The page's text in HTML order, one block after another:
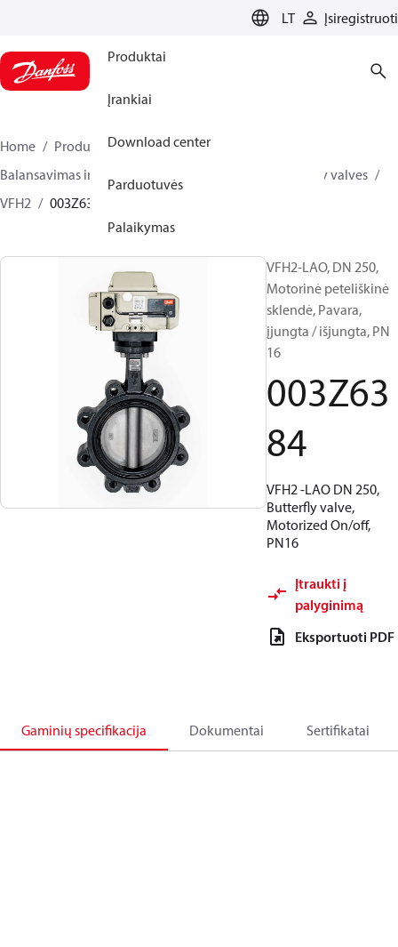
LT Įsiregistruoti
Produktai
Įrankiai
Download center
Parduotuvės
Palaikymas
Home Produktai
Climate Solutions for heating
Balansavimas ir valdymas
Butterfly valves
VFH2
003Z6384
VFH2-LAO, DN 250,
Motorinė peteliškinė
sklendė, Pavara,
įjungta / išjungta, PN
16
003Z63
84
VFH2 -LAO DN 250,
Butterfly valve,
Motorized On/off,
PN16
Įtraukti į
palyginimą
Eksportuoti PDF
Gaminių specifikacija Dokumentai Sertifikatai